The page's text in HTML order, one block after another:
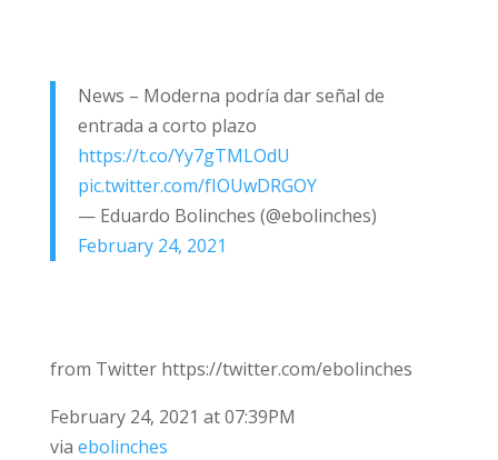
News – Moderna podría dar señal de
entrada a corto plazo
https://t.co/Yy7gTMLOdU
pic.twitter.com/fIOUwDRGOY
— Eduardo Bolinches (@ebolinches)
February 24, 2021
from Twitter https://twitter.com/ebolinches
February 24, 2021 at 07:39PM
via ebolinches